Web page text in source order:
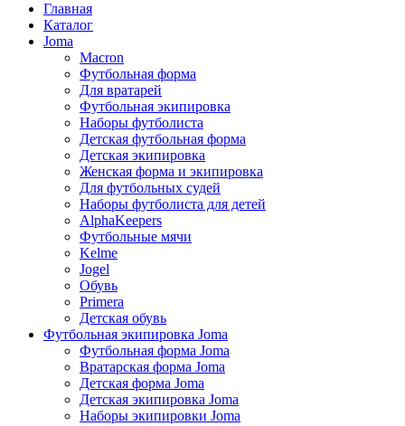
Главная
Каталог
Joma
Macron
Футбольная форма
Для вратарей
Футбольная экипировка
Наборы футболиста
Детская футбольная форма
Детская экипировка
Женская форма и экипировка
Для футбольных судей
Наборы футболиста для детей
AlphaKeepers
Футбольные мячи
Kelme
Jogel
Обувь
Primera
Детская обувь
Футбольная экипировка Joma
Футбольная форма Joma
Вратарская форма Joma
Детская форма Joma
Детская экипировка Joma
Наборы экипировки Joma